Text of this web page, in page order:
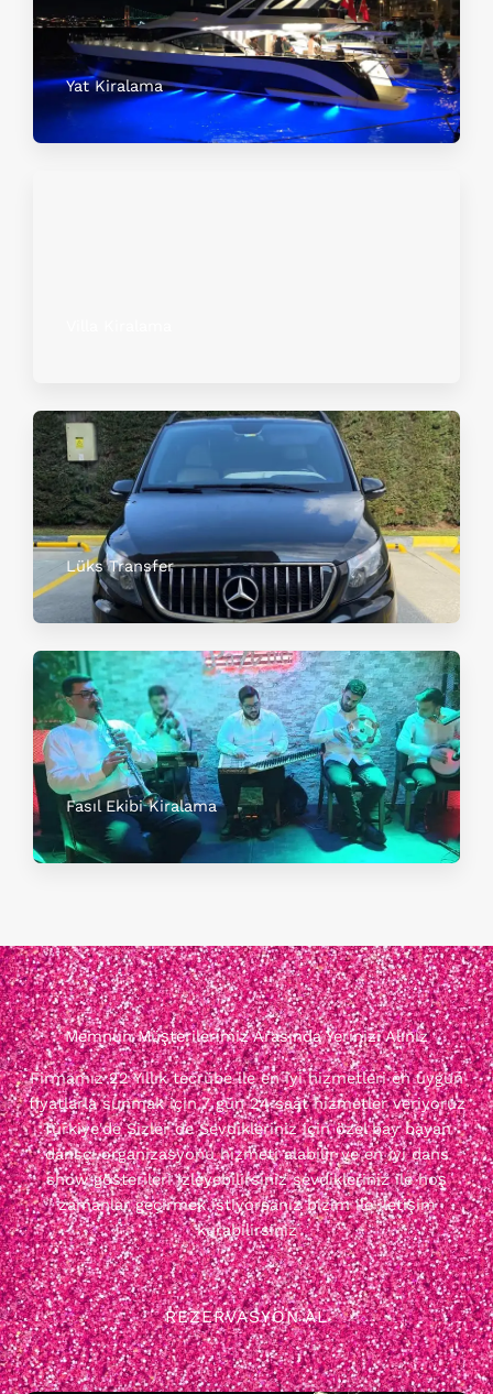
Yat Kiralama
Lüks Transfer
Fasıl Ekibi Kiralama
Memnun Müşterilerimiz Arasında Yerinizi Alınız
Firmamız 22 Yıllık tecrübe ile en iyi hizmetleri en uygun
fiyatlarla sunmak için 7 gün 24 saat hizmetler veriyoruz
Türkiye'de Sizler de Sevdikleriniz için özel bay bayan
dansçı organizasyonu hizmeti alabilir ve en iyi dans
show gösterileri izleyebilirsiniz sevdikleriniz ile hoş
zamanlar geçirmek istiyorsanız bizim ile iletişim
kurabilirsiniz
REZERVASYON AL